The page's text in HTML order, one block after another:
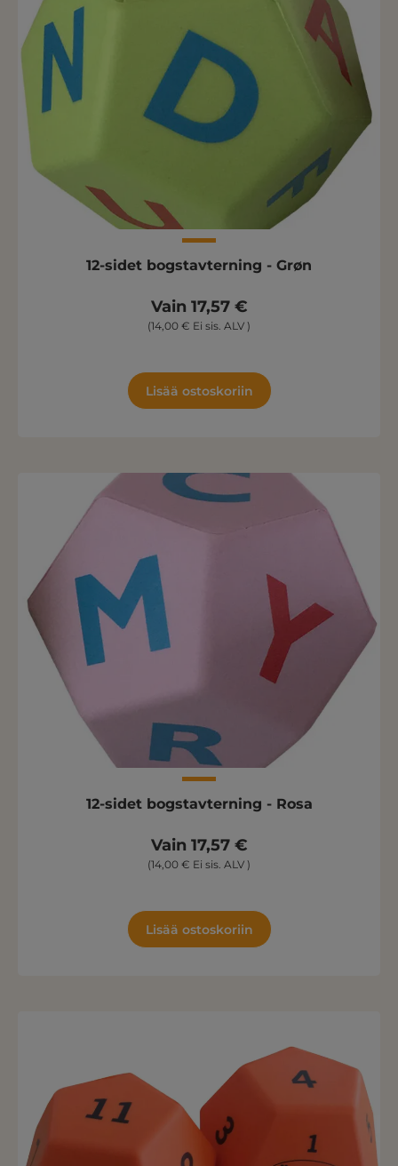
12-sidet bogstavterning - Grøn
Vain 17,57 €
(14,00 € Ei sis. ALV )
Lisää ostoskoriin
12-sidet bogstavterning - Rosa
Vain 17,57 €
(14,00 € Ei sis. ALV )
Lisää ostoskoriin